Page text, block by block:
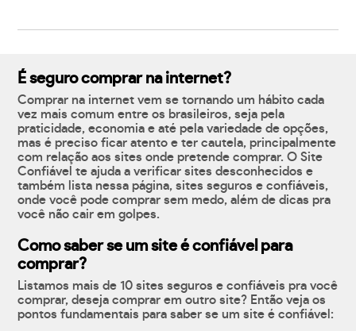
É seguro comprar na internet?
Comprar na internet vem se tornando um hábito cada
vez mais comum entre os brasileiros, seja pela
praticidade, economia e até pela variedade de opções,
mas é preciso ficar atento e ter cautela, principalmente
com relação aos sites onde pretende comprar. O Site
Confiável te ajuda a verificar sites desconhecidos e
também lista nessa página, sites seguros e confiáveis,
onde você pode comprar sem medo, além de dicas pra
você não cair em golpes.
Como saber se um site é confiável para
comprar?
Listamos mais de 10 sites seguros e confiáveis pra você
comprar, deseja comprar em outro site? Então veja os
pontos fundamentais para saber se um site é confiável: